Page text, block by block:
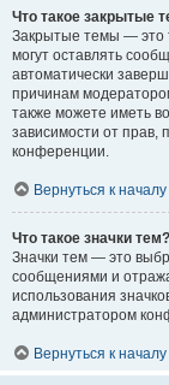
Что такое закрытые
Закрытые темы — это
могут оставлять
автоматически
причинам
также можете иметь
зависимости от прав,
конференции.
Вернуться к началу
Что такое значки тем?
Значки тем — это
сообщениями и
использования
администратором
Вернуться к началу